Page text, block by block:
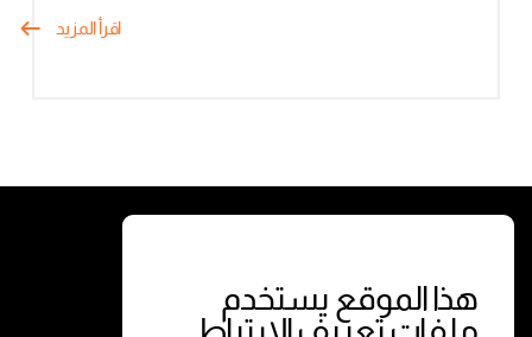
هذا الموقع يستخدم
اقرأ المزيد
سياسة الخصوصية
معاملات الفورية
معاملات حسب الطلب